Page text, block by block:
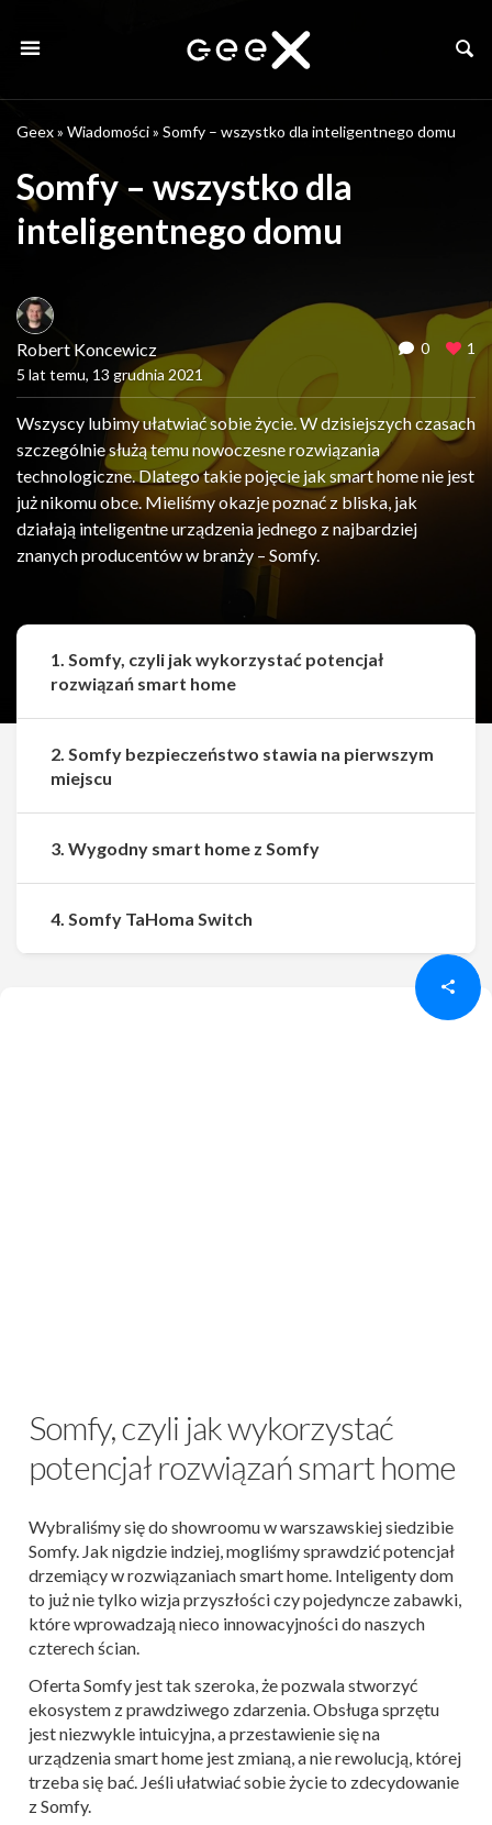
Geex» Wiadomości» Somfy – wszystko dla inteligentnego domu
Somfy – wszystko dla
inteligentnego domu
Robert Koncewicz
5 lat temu, 13 grudnia 2021
0 1
Wszyscy lubimy ułatwiać sobie życie. W dzisiejszych czasach
szczególnie służą temu nowoczesne rozwiązania
technologiczne. Dlatego takie pojęcie jak smart home nie jest
już nikomu obce. Mieliśmy okazje poznać z bliska, jak
działają inteligentne urządzenia jednego z najbardziej
znanych producentów w branży – Somfy.
Udostępnij
Somfy, czyli jak wykorzystać
potencjał rozwiązań smart home
Wybraliśmy się do showroomu w warszawskiej siedzibie
Somfy. Jak nigdzie indziej, mogliśmy sprawdzić potencjał
drzemiący w rozwiązaniach smart home. Inteligenty dom
to już nie tylko wizja przyszłości czy pojedyncze zabawki,
które wprowadzają nieco innowacyjności do naszych
czterech ścian.
Oferta Somfy jest tak szeroka, że pozwala stworzyć
ekosystem z prawdziwego zdarzenia. Obsługa sprzętu
jest niezwykle intuicyjna, a przestawienie się na
urządzenia smart home jest zmianą, a nie rewolucją, której
trzeba się bać. Jeśli ułatwiać sobie życie to zdecydowanie
z Somfy.
1. Somfy, czyli jak wykorzystać potencjał
rozwiązań smart home
2. Somfy bezpieczeństwo stawia na pierwszym
miejscu
3. Wygodny smart home z Somfy
4. Somfy TaHoma Switch